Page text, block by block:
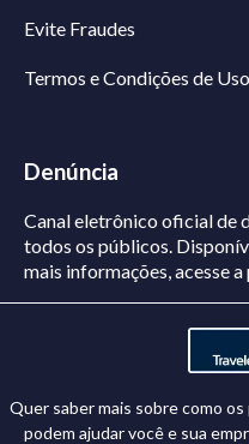
Evite Fraudes
Termos e Condições de Uso
Denúncia
Canal eletrônico oficial de
todos os públicos.
mais informações, acesse
Quer saber mais sobre como
podem ajudar você e sua